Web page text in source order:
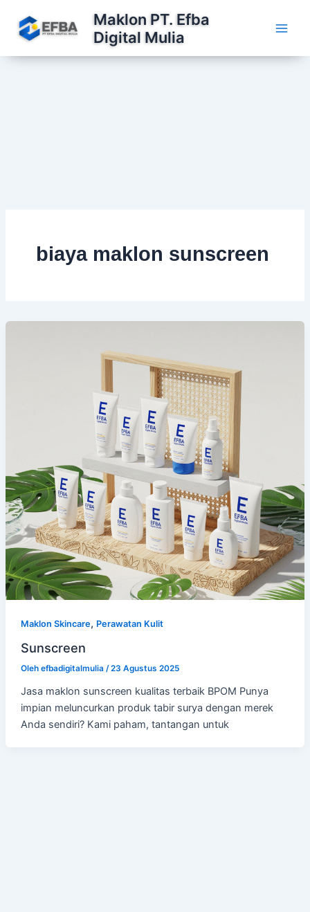
konten
Maklon PT. Efba
Digital Mulia
biaya maklon sunscreen
Maklon Skincare, Perawatan Kulit
Sunscreen
Oleh efbadigitalmulia /23 Agustus 2025
Jasa maklon sunscreen kualitas terbaik BPOM Punya
impian meluncurkan produk tabir surya dengan merek
Anda sendiri? Kami paham, tantangan untuk